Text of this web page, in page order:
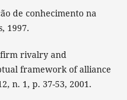
de conhecimento na
1997.
rivalry and
framework of alliance
n. 1, p. 37-53, 2001.